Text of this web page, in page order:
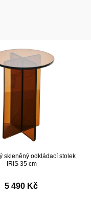
skleněný odkládací stolek
IRIS 35 cm
5 490 Kč